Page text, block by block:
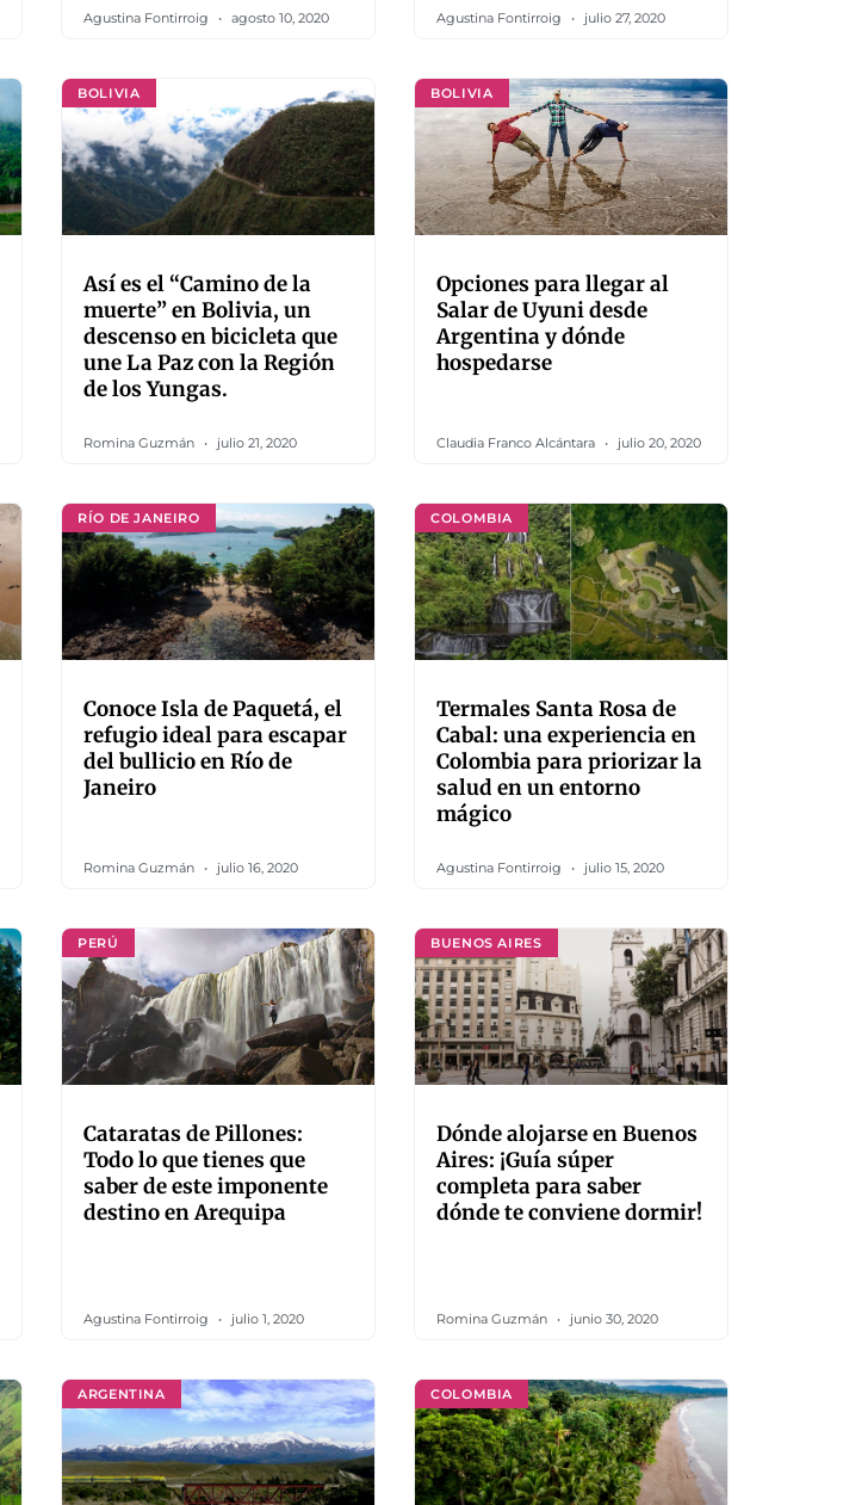
Agustina Fontirroig agosto 10, 2020 Agustina Fontirroig julio 27, 2020
BOLIVIA
Así es el “Camino de la
muerte” en Bolivia, un
descenso en bicicleta que
une La Paz con la Región
de los Yungas.
Romina Guzmán julio 21, 2020
BOLIVIA
Opciones para llegar al
Salar de Uyuni desde
Argentina y dónde
hospedarse
Claudia Franco Alcántara julio 20, 2020
RÍO DE JANEIRO
Conoce Isla de Paquetá, el
refugio ideal para escapar
del bullicio en Río de
Janeiro
Romina Guzmán julio 16, 2020
COLOMBIA
Termales Santa Rosa de
Cabal: una experiencia en
Colombia para priorizar la
salud en un entorno
mágico
Agustina Fontirroig julio 15, 2020
PERÚ
Cataratas de Pillones:
Todo lo que tienes que
saber de este imponente
destino en Arequipa
Agustina Fontirroig julio 1, 2020
BUENOS AIRES
Dónde alojarse en Buenos
Aires: ¡Guía súper
completa para saber
dónde te conviene dormir!
Romina Guzmán junio 30, 2020
ARGENTINA COLOMBIA